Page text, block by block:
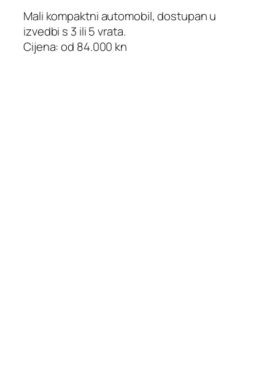
Mali kompaktni automobil, dostupan u
izvedbi s 3 ili 5 vrata.
Cijena: od 84.000 kn